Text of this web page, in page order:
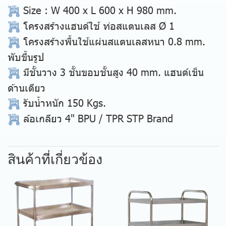
Size : W 400 x L 600 x H 980 mm.
โครงสร้างแฮนด์ใช้ ท่อสแตนเลส Ø 1
โครงสร้างพื้นใช้แผ่นสแตนเลสหนา 0.8 mm.
พับขึ้นรูป
มีชั้นวาง 3 ชั้นขอบชั้นสูง 40 mm. แฮนด์เข็น
ด้านเดียว
รับน้ำหนัก 150 Kgs.
ล้อเกลียว 4" BPU / TPR STP Brand
สินค้าที่เกี่ยวข้อง